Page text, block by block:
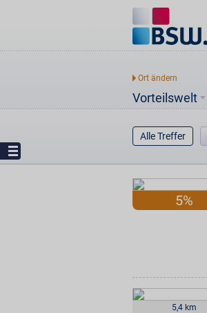
Vorteilswelt
Alle Treffer
5%
5,4 km